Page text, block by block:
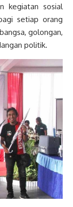
kegiatan sosial
setiap orang
golongan,
politik.